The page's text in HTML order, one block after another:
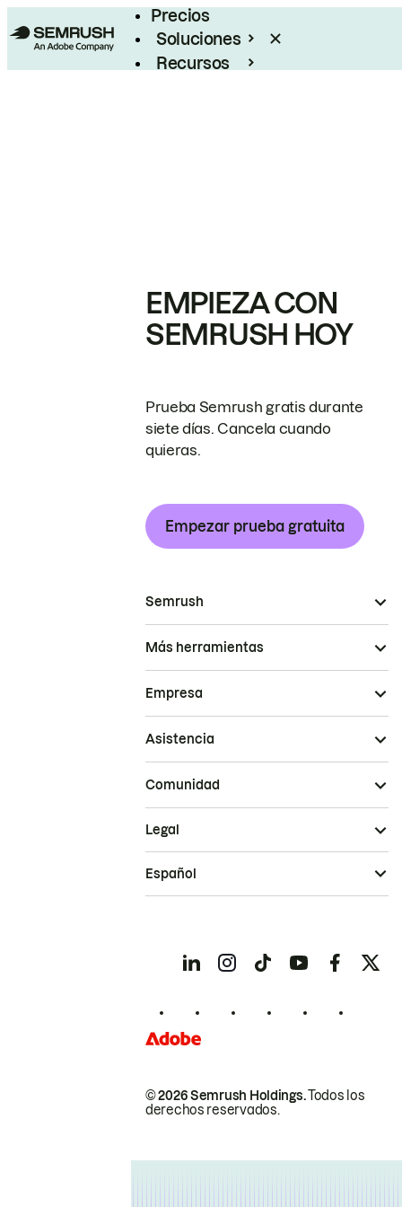
Precios
Soluciones
Recursos
EMPIEZA CON
SEMRUSH HOY
Prueba Semrush gratis durante
siete días. Cancela cuando
quieras.
Empezar prueba gratuita
Semrush
Más herramientas
Empresa
Asistencia
Comunidad
© 2026 Semrush Holdings.Todos los
derechos reservados.
Legal
Español